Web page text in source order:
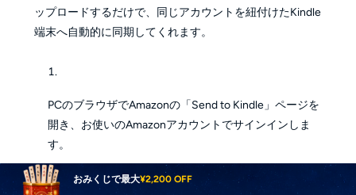
ップロードするだけで、同じアカウントを紐付けたKindle
端末へ自動的に同期してくれます。
PCのブラウザでAmazonの「Send to Kindle」ページを
開き、お使いのAmazonアカウントでサインインしま
す。
おみくじで最大¥2,200 OFF